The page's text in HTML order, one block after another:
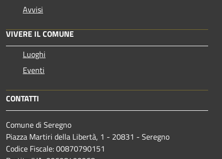
Avvisi
VIVERE IL COMUNE
Luoghi
Eventi
CONTATTI
Comune di Seregno
Piazza Martiri della Libertà, 1 - 20831 - Seregno
Codice Fiscale: 00870790151